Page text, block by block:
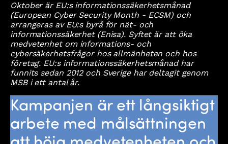
Oktober är EU:s informationssäkerhetsmånad
(European Cyber Security Month - ECSM) och
arrangeras av EU:s byrå för nät- och
informationssäkerhet (Enisa). Syftet är att öka
medvetenhet om informations- och
cybersäkerhetsfrågor hos allmänheten och hos
företag. EU:s informationssäkerhetsmånad har
funnits sedan 2012 och Sverige har deltagit genom
MSB i ett antal år.
Kampanjen är ett långsiktigt
arbete med målsättningen